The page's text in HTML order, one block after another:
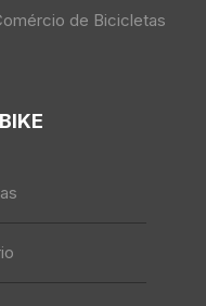
de Bicicletas